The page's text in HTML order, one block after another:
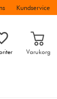
Kundservice
Varukorg